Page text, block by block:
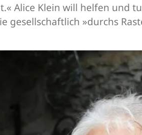
Alice Klein will helfen und
gesellschaftlich »durchs